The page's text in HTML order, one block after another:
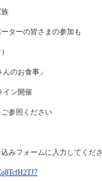
ーの皆さまの参加も
のお食事」
イン開催
ご参照ください
フォームに入力してくださ